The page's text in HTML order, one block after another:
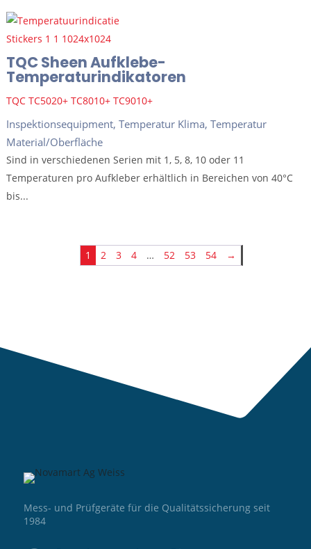
TQC Sheen Aufklebe-
Temperaturindikatoren
TQC TC5020+ TC8010+ TC9010+
Inspektionsequipment, Temperatur Klima, Temperatur
Material/Oberfläche
Sind in verschiedenen Serien mit 1, 5, 8, 10 oder 11
Temperaturen pro Aufkleber erhältlich in Bereichen von 40°C
bis...
1 2 3 4 … 52 53 54 →
Mess- und Prüfgeräte für die Qualitätssicherung seit
1984